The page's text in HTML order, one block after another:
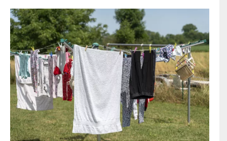
ABONNIEREN